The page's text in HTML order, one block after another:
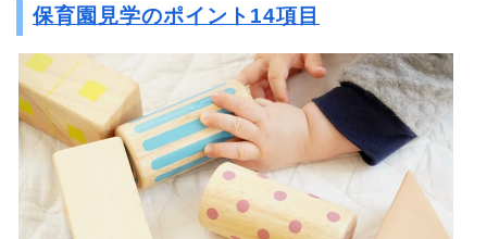
保育園見学のポイント14項目